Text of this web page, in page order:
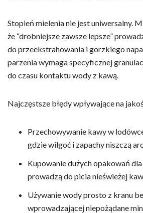
Stopień mielenia nie jest uniwersalny.
że “drobniejsze zawsze lepsze”
do przeekstrahowania i gorzkiego
parzenia wymaga specyficznej
do czasu kontaktu wody z kawą.
Najczęstsze błędy wpływające na
Przechowywanie kawy w
gdzie wilgoć i zapachy niszczą
Kupowanie dużych opakowań
prowadzą do picia nieświeżej
Używanie wody prosto z kranu
wprowadzającej niepożądane